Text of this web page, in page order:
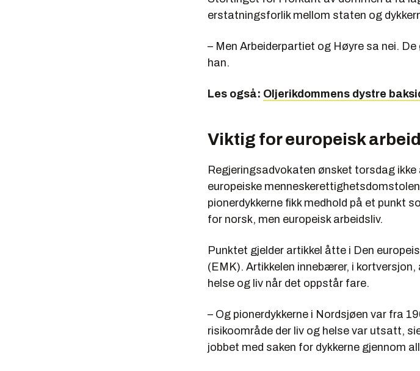
erstatningsforlik mellom staten og
– Men Arbeiderpartiet og Høyre sa nei.
han.
Les også: Oljerikdommens dystre
Viktig for europeisk
Regjeringsadvokaten ønsket torsdag
europeiske
pionerdykkerne fikk medhold på et punkt
for norsk, men europeisk arbeidsliv.
Punktet gjelder artikkel åtte i Den
(EMK). Artikkelen innebærer, i
helse og liv når det oppstår fare.
– Og pionerdykkerne i Nordsjøen var fra
risikoområde der liv og helse var utsatt,
jobbet med saken for dykkerne gjennom